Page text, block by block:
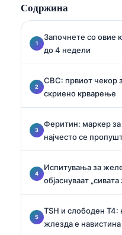
Содржина
Започнете со овие
до 4 недели
CBC: првиот чекор
скриено крварење
Феритин: маркер
најчесто се
Испитувања за
објаснуваат „сивата
TSH и слободен T4:
жлезда е